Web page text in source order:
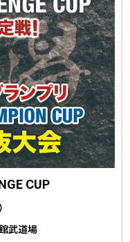
CUP
武道場